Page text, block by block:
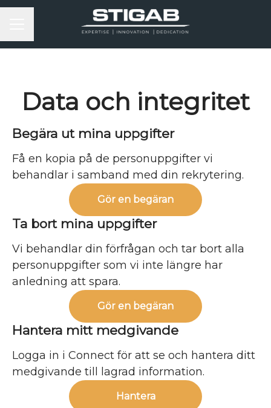
KARRIÄRMENY
Data och integritet
Begära ut mina uppgifter
Få en kopia på de personuppgifter vi
behandlar i samband med din rekrytering.
Gör en begäran
Ta bort mina uppgifter
Vi behandlar din förfrågan och tar bort alla
personuppgifter som vi inte längre har
anledning att spara.
Gör en begäran
Hantera mitt medgivande
Logga in i Connect för att se och hantera ditt
medgivande till lagrad information.
Hantera